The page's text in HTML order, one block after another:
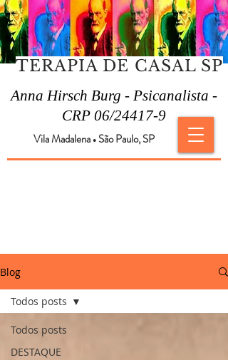
TERAPIA DE CASAL SP
Anna Hirsch Burg - Psicanalista -
CRP 06/24417-9
Vila Madalena ●São Paulo, SP
Blog
Todos posts
DESTAQUE
Todos posts